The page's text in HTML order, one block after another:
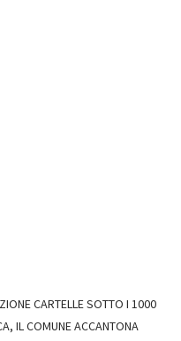
CARTELLE SOTTO I 1000
IL COMUNE ACCANTONA